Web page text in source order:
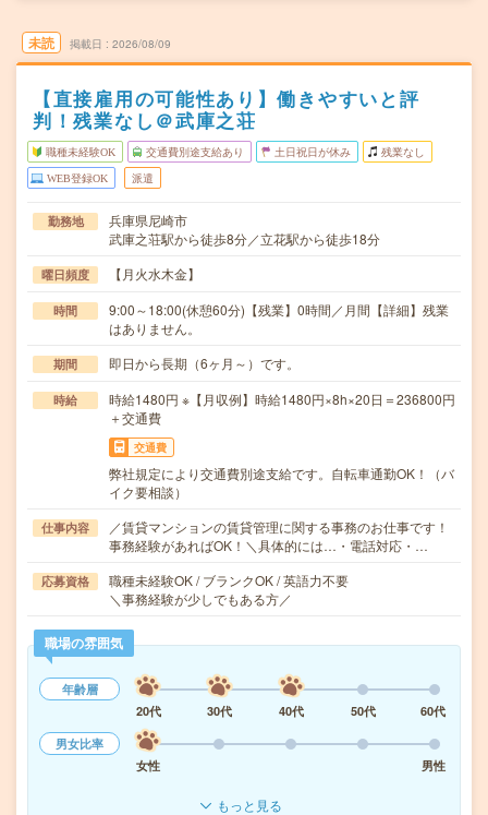
未読 掲載日 2026/08/09
【直接雇用の可能性あり】働きやすいと評
判！残業なし＠武庫之荘
職種未経験OK 交通費別途支給あり 土日祝日が休み 残業なし
WEB登録OK 派遣
勤務地
兵庫県尼崎市
武庫之荘駅から徒歩8分／立花駅から徒歩18分
曜日頻度 【月火水木金】
時間
9:00～18:00(休憩60分)【残業】0時間／月間【詳細】残業
はありません。
期間 即日から長期（6ヶ月～）です。
時給
時給1480円 ※【月収例】時給1480円×8h×20日＝236800円
＋交通費
交通費
弊社規定により交通費別途支給です。自転車通勤OK！（バ
イク要相談）
仕事内容
／賃貸マンションの賃貸管理に関する事務のお仕事です！
事務経験があればOK！＼具体的には…・電話対応・…
応募資格
職種未経験OK / ブランクOK / 英語力不要
＼事務経験が少しでもある方／
職場の雰囲気
年齢層
20代
30代 40代 50代
60代
男女比率
女性
男性
もっと見る